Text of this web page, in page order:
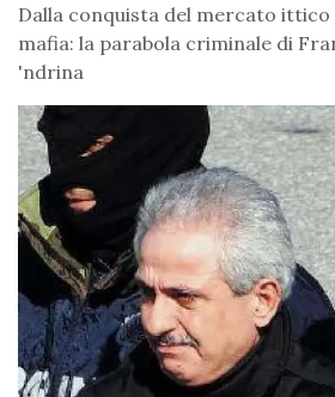
Dalla conquista del mercato
mafia: la parabola criminale di
'ndrina